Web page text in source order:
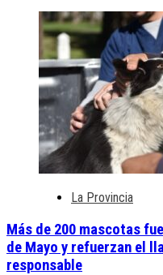
La Provincia
Más de 200 mascotas
de Mayo y refuerzan el
responsable